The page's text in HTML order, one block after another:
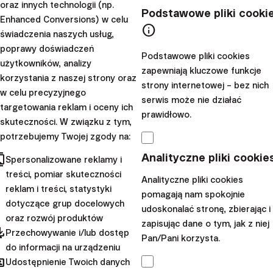
Obecnie, w 2024 r., na całym świeciedostępnych jest
ponad 12 000 funduszy ETF, z około 600 różnymi
firmami zarządzającymi i łącznymi aktywami w
wysokości 12,25 biliona dolarów.Fundusze ETF są
jednymi z najpopularniejszych narzędzi inwestycyjnych
dla inwestorów instytucjonalnych i indywidualnych,
odpowiadając zazwyczaj od
26% do 30% dziennego
wolumenu obrotuw USA w ostatnich latach.
USA) możemy zobaczyć, jak popularność funduszy ETF
rozwijała się w ciągu ostatnich 15 lat i jak coraz więcej
osób dostrzegało zalety inwestowania głównie w
indeksy.
oraz innych technologii (np.
Enhanced Conversions) w celu
świadczenia naszych usług,
poprawy doświadczeń
użytkowników, analizy
korzystania z naszej strony oraz
w celu precyzyjnego
targetowania reklam i oceny ich
skuteczności. W związku z tym,
potrzebujemy Twojej zgody na:
Spersonalizowane reklamy i
treści, pomiar skuteczności
reklam i treści, statystyki
dotyczące grup docelowych
oraz rozwój produktów
Przechowywanie i/lub dostęp
do informacji na urządzeniu
Udostępnienie Twoich danych
Podstawowe pliki
info
Podstawowe pliki cookies
zapewniają kluczowe funkcje
strony internetowej – bez nich
serwis może nie działać
prawidłowo.
Analityczne pliki
Analityczne pliki cookies
pomagają nam spokojnie
udoskonalać stronę, zbierając i
zapisując dane o tym, jak z niej
Pan/Pani korzysta.